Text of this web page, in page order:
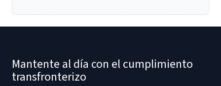
Mantente al día con el cumplimiento
transfronterizo